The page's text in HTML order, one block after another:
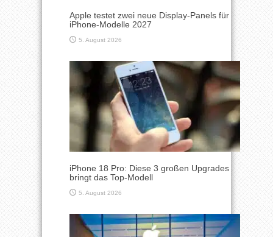
Apple testet zwei neue Display-Panels für
iPhone-Modelle 2027
5. August 2026
iPhone 18 Pro: Diese 3 großen Upgrades
bringt das Top-Modell
5. August 2026